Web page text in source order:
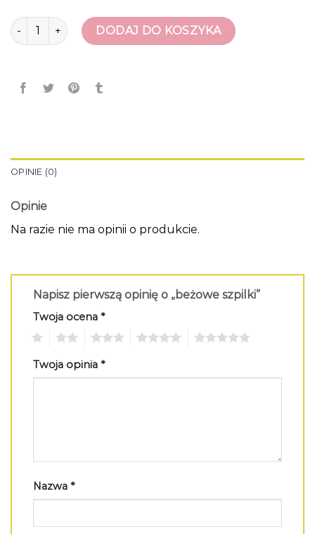
ilość beżowe szpilkiDODAJ DO KOSZYKA
OPINIE (0)
Opinie
Na razie nie ma opinii o produkcie.
Napisz pierwszą opinię o „beżowe szpilki”
Twoja ocena *
Twoja opinia *
Nazwa *